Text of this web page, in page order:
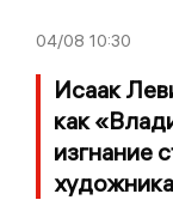
04/08 10:30
Исаак
как
изгнание
художника